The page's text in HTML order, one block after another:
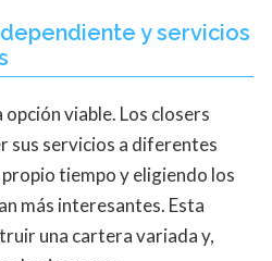
y servicios
viable. Los closers
sus servicios a diferentes
tiempo y eligiendo los
más interesantes. Esta
una cartera variada y,